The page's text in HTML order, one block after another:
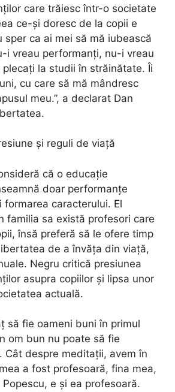
care trăiesc într-o societate
ce-și doresc de la copii e
sper ca ai mei să mă iubească
i vreau performanți, nu-i vreau
la studii în străinătate. Îi
cu care să mă mândresc
meu.”, a declarat Dan
și reguli de viață
că o educație
doar performanțe
formarea caracterului. El
familia sa există profesori care
însă preferă să le ofere timp
de a învăța din viață,
Negru critică presiunea
asupra copiilor și lipsa unor
actuală.
să fie oameni buni în primul
om bun nu poate să fie
Cât despre meditații, avem în
a fost profesoară, fina mea,
e și ea profesoară.